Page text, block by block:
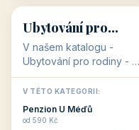
34 objektů
Ubytování pro
rodiny
V našem katalogu -
Ubytování pro rodiny -
jsou pro Vás připraveny
objekty, které svojí
polohou či vybaveností,
nabízí klidné ubytování
V TÉTO KATEGORII:
Penzion U Méďů
od 590 Kč